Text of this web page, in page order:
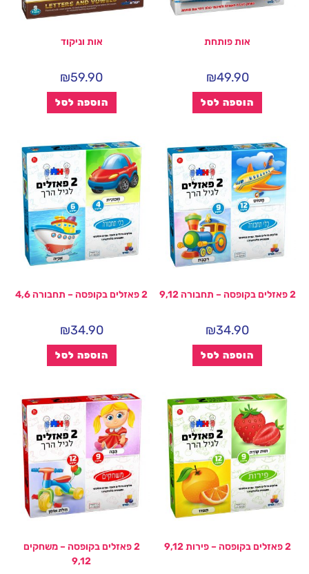
אות פותחת
₪49.90
הוספה לסל
אות וניקוד
₪59.90
הוספה לסל
2 פאזלים בקופסה – תחבורה 9,12
₪34.90
הוספה לסל
2 פאזלים בקופסה – תחבורה 4,6
₪34.90
הוספה לסל
2 פאזלים בקופסה – פירות 9,12
2 פאזלים בקופסה – משחקים
9,12